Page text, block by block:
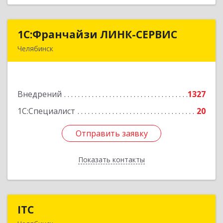
1С:Франчайзи ЛИНК-СЕРВИС
Челябинск
Внедрений
1327
1С:Специалист
20
Отправить заявку
Показать контакты
1С:Франчайзи ЛИНК-СЕРВИС
Подробнее
Отправить заявку
Назад
ITC